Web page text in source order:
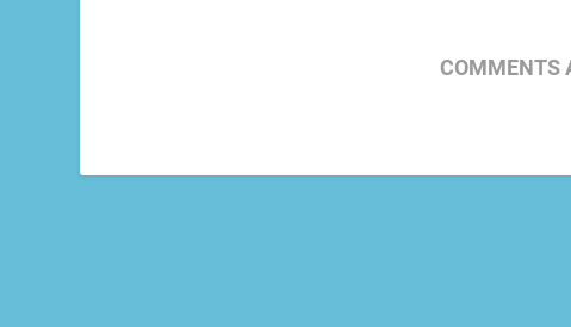
COMMENTS